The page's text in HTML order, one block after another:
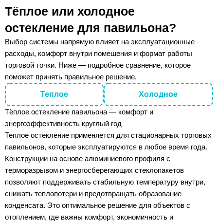
Тёплое или холодное
остекление для павильона?
Выбор системы напрямую влияет на эксплуатационные
расходы, комфорт внутри помещения и формат работы
торговой точки. Ниже — подробное сравнение, которое
поможет принять правильное решение.
Теплое Холодное
Тёплое остекление павильона — комфорт и
энергоэффективность круглый год
Теплое остекление применяется для стационарных торговых
павильонов, которые эксплуатируются в любое время года.
Конструкции на основе алюминиевого профиля с
терморазрывом и энергосберегающих стеклопакетов
позволяют поддерживать стабильную температуру внутри,
снижать теплопотери и предотвращать образование
конденсата. Это оптимальное решение для объектов с
отоплением, где важны комфорт, экономичность и